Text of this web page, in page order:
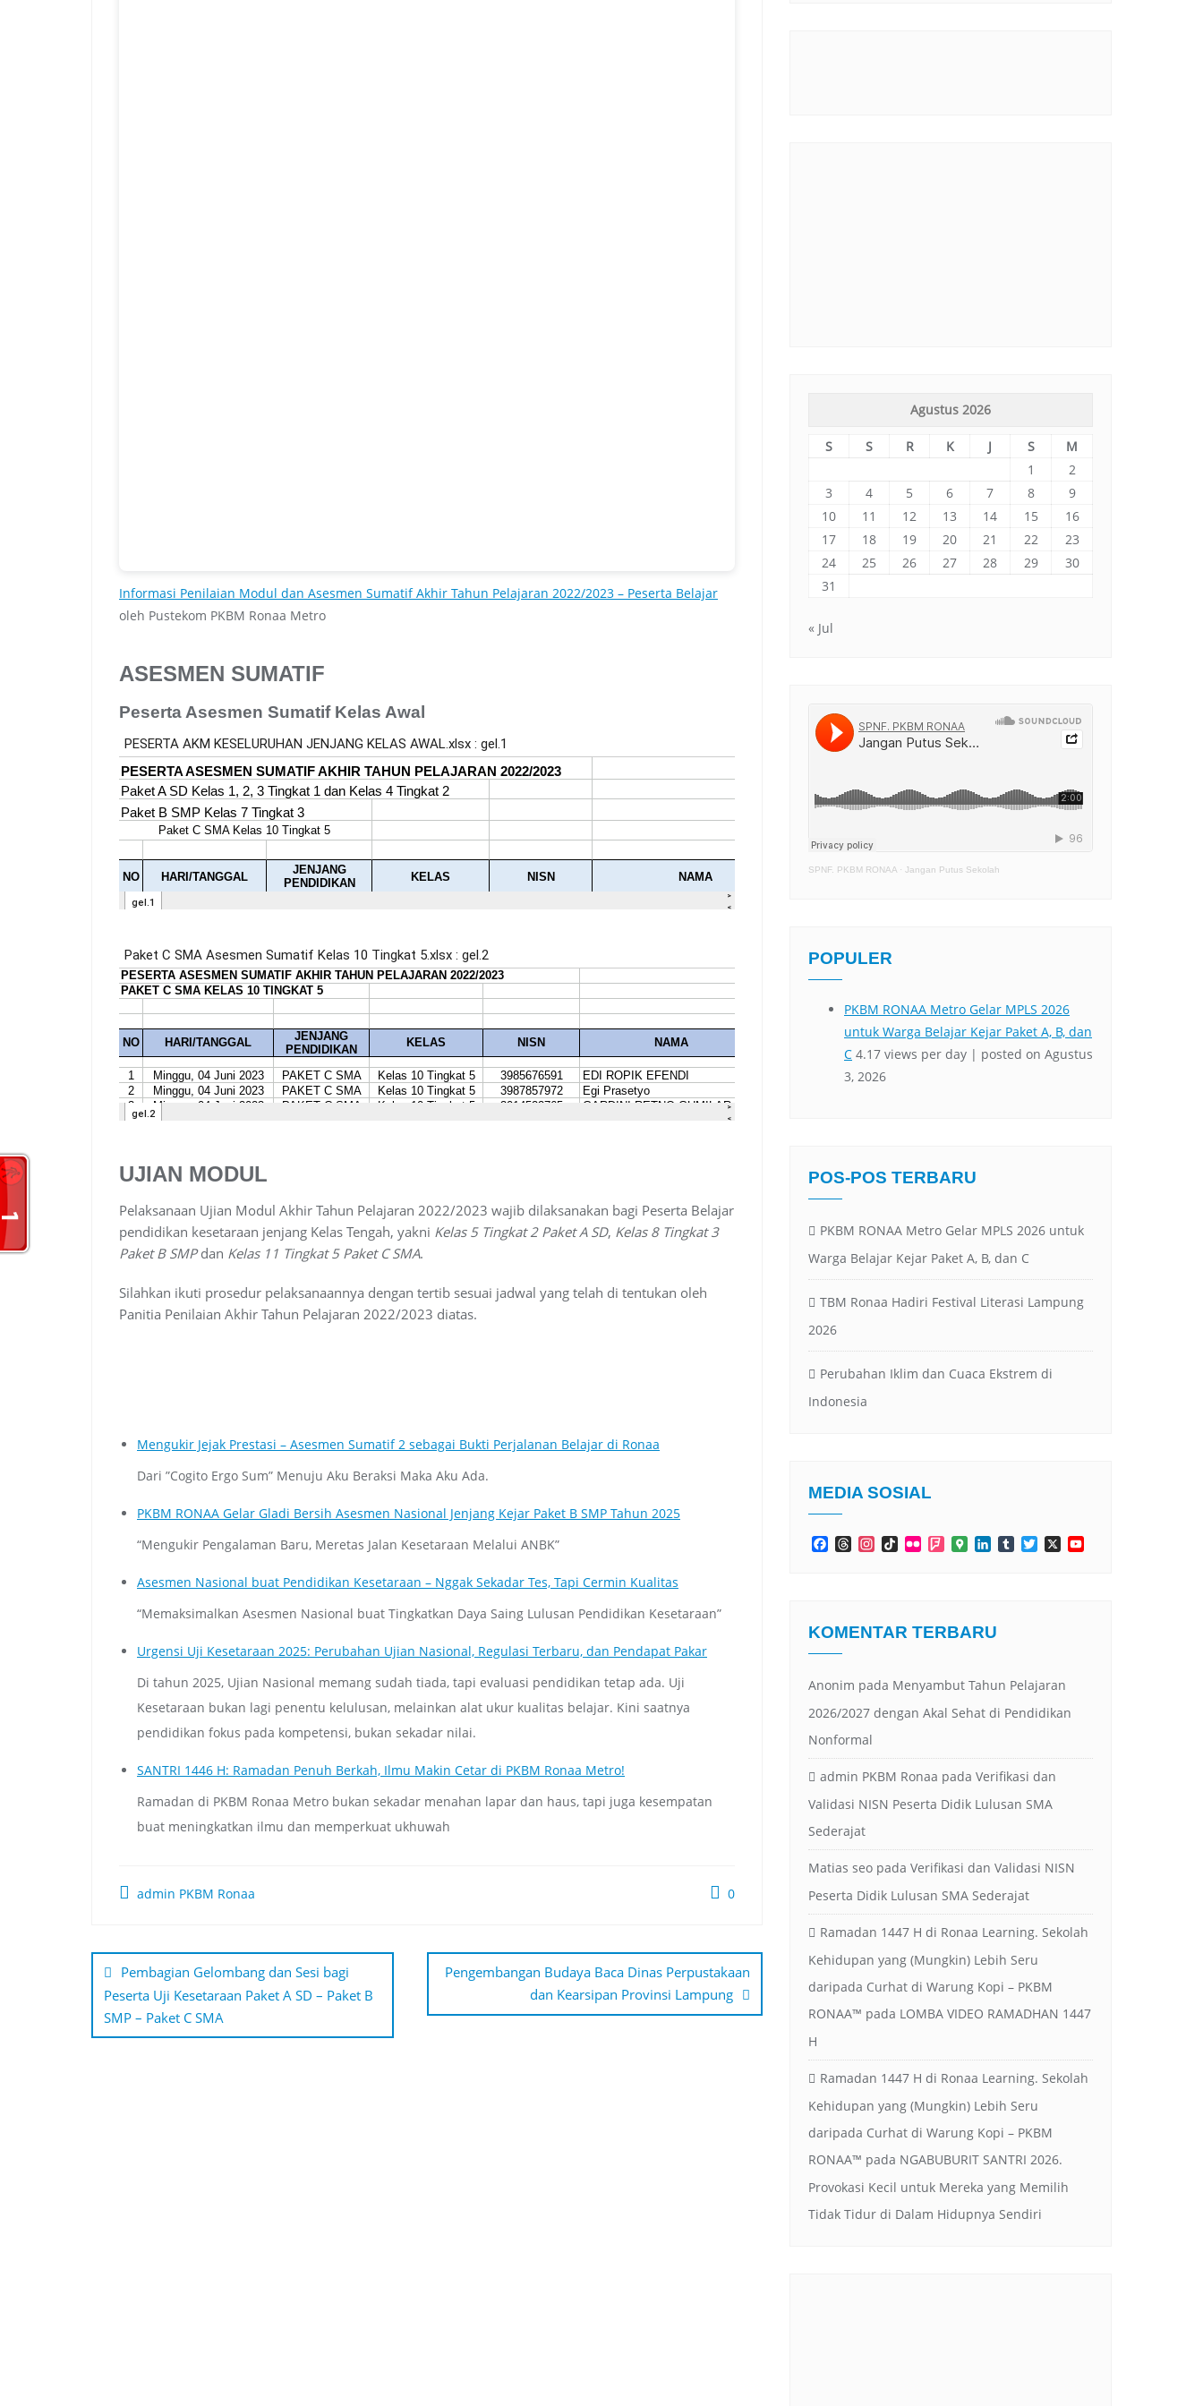
Informasi Penilaian Modul dan Asesmen Sumatif Akhir Tahun Pelajaran 2022/2023 – Peserta Belajar
oleh Pustekom PKBM Ronaa Metro
ASESMEN SUMATIF
Peserta Asesmen Sumatif Kelas Awal
UJIAN MODUL
Pelaksanaan Ujian Modul Akhir Tahun Pelajaran 2022/2023 wajib dilaksanakan bagi Peserta Belajar
pendidikan kesetaraan jenjang Kelas Tengah, yakni Kelas 5 Tingkat 2 Paket A SD, Kelas 8 Tingkat 3
Paket B SMPdan Kelas 11 Tingkat 5 Paket C SMA.
Silahkan ikuti prosedur pelaksanaannya dengan tertib sesuai jadwal yang telah di tentukan oleh
Panitia Penilaian Akhir Tahun Pelajaran 2022/2023 diatas.
Mengukir Jejak Prestasi – Asesmen Sumatif 2 sebagai Bukti Perjalanan Belajar di Ronaa
Dari ”Cogito Ergo Sum” Menuju Aku Beraksi Maka Aku Ada.
PKBM RONAA Gelar Gladi Bersih Asesmen Nasional Jenjang Kejar Paket B SMP Tahun 2025
“Mengukir Pengalaman Baru, Meretas Jalan Kesetaraan Melalui ANBK”
Asesmen Nasional buat Pendidikan Kesetaraan – Nggak Sekadar Tes, Tapi Cermin Kualitas
“Memaksimalkan Asesmen Nasional buat Tingkatkan Daya Saing Lulusan Pendidikan Kesetaraan”
Urgensi Uji Kesetaraan 2025: Perubahan Ujian Nasional, Regulasi Terbaru, dan Pendapat Pakar
Di tahun 2025, Ujian Nasional memang sudah tiada, tapi evaluasi pendidikan tetap ada. Uji
Kesetaraan bukan lagi penentu kelulusan, melainkan alat ukur kualitas belajar. Kini saatnya
pendidikan fokus pada kompetensi, bukan sekadar nilai.
SANTRI 1446 H: Ramadan Penuh Berkah, Ilmu Makin Cetar di PKBM Ronaa Metro!
Ramadan di PKBM Ronaa Metro bukan sekadar menahan lapar dan haus, tapi juga kesempatan
buat meningkatkan ilmu dan memperkuat ukhuwah
admin PKBM Ronaa 0
pos
Pembagian Gelombang dan Sesi bagi
Peserta Uji Kesetaraan Paket A SD – Paket B
SMP – Paket C SMA
Pengembangan Budaya Baca Dinas Perpustakaan
dan Kearsipan Provinsi Lampung
Agustus 2026
S S R K J S
M
1
2
3
4 5 6 7 8
9
10
11 12 13 14 15
16
17
18 19 20 21 22
23
24
25 26 27 28 29
30
31
« Jul
SPNF. PKBM RONAA · Jangan Putus Sekolah
POPULER
POS-POS TERBARU
PKBM RONAA Metro Gelar MPLS 2026 untuk
Warga Belajar Kejar Paket A, B, dan C
TBM Ronaa Hadiri Festival Literasi Lampung
2026
Perubahan Iklim dan Cuaca Ekstrem di
Indonesia
MEDIA SOSIAL
Facebook
ThreadsInstagram
TikTokFlickrFoursquare
GoogleLinkedIn
TumblrTwitter
X
KOMENTAR TERBARU
Anonim pada Menyambut Tahun Pelajaran
2026/2027 dengan Akal Sehat di Pendidikan
Nonformal
admin PKBM Ronaa pada Verifikasi dan
Validasi NISN Peserta Didik Lulusan SMA
Sederajat
Matias seo pada Verifikasi dan Validasi NISN
Peserta Didik Lulusan SMA Sederajat
Ramadan 1447 H di Ronaa Learning. Sekolah
Kehidupan yang (Mungkin) Lebih Seru
daripada Curhat di Warung Kopi – PKBM
RONAA™ pada LOMBA VIDEO RAMADHAN 1447
H
Ramadan 1447 H di Ronaa Learning. Sekolah
Kehidupan yang (Mungkin) Lebih Seru
daripada Curhat di Warung Kopi – PKBM
RONAA™ pada NGABUBURIT SANTRI 2026.
Provokasi Kecil untuk Mereka yang Memilih
Tidak Tidur di Dalam Hidupnya Sendiri